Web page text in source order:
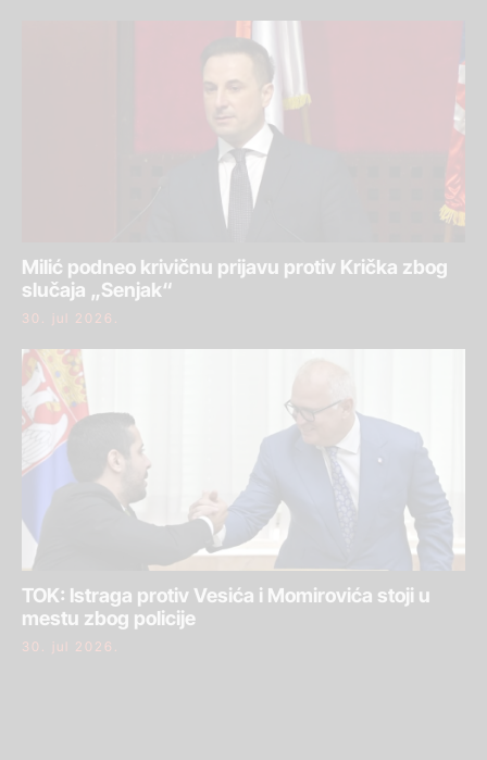
Milić podneo krivičnu prijavu protiv Krička zbog
slučaja „Senjak“
30. jul 2026.
TOK: Istraga protiv Vesića i Momirovića stoji u
mestu zbog policije
30. jul 2026.